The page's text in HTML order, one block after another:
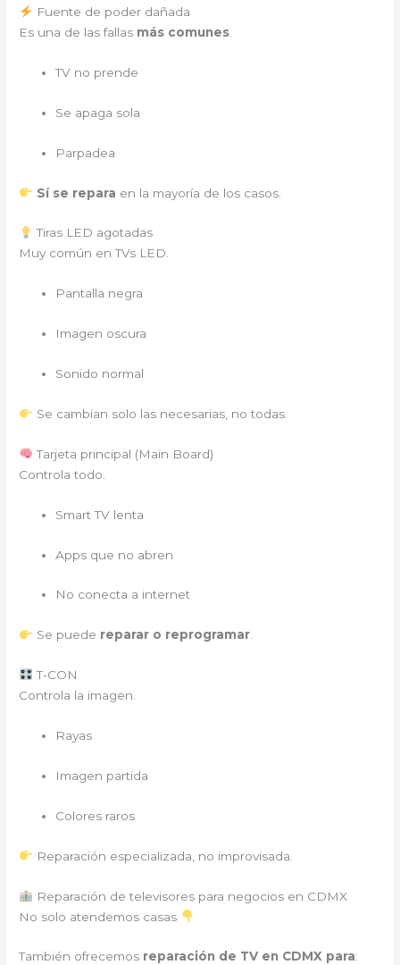
Fuente de poder dañada
Es una de las fallas más comunes
TV no prende
Se apaga sola
Parpadea
Sí se repara en la mayoría de los casos.
Tiras LED agotadas
Muy común en TVs LED.
Pantalla negra
Imagen oscura
Sonido normal
Se cambian solo las necesarias, no todas.
Tarjeta principal (Main Board)
Controla todo.
Smart TV lenta
Apps que no abren
No conecta a internet
Se puede reparar o reprogramar.
T-CON
Controla la imagen.
Rayas
Imagen partida
Colores raros
Reparación especializada, no improvisada.
Reparación de televisores para negocios en CDMX
No solo atendemos casas
También ofrecemos reparación de TV en CDMX para: